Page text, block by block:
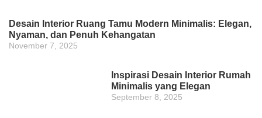
Desain Interior Ruang Tamu Modern Minimalis: Elegan,
Nyaman, dan Penuh Kehangatan
November 7, 2025
Inspirasi Desain Interior Rumah
Minimalis yang Elegan
September 8, 2025